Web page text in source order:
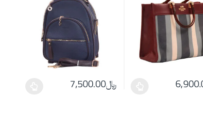
This product has multiple variants.
product has multiple variants. The options may be chosen on the
﷼7,500.00
may be chosen on the product page